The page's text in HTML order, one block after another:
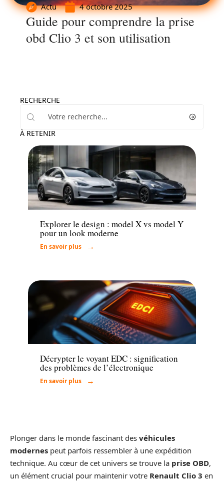
Actu 4 octobre 2025
Guide pour comprendre la prise
obd Clio 3 et son utilisation
RECHERCHE
À RETENIR
Actu
Explorer le design : model X vs model Y
pour un look moderne
En savoir plus
Actu
Décrypter le voyant EDC : signification
des problèmes de l’électronique
En savoir plus
Plonger dans le monde fascinant des véhicules
modernes peut parfois ressembler à une expédition
technique. Au cœur de cet univers se trouve la prise OBD,
un élément crucial pour maintenir votre Renault Clio 3 en